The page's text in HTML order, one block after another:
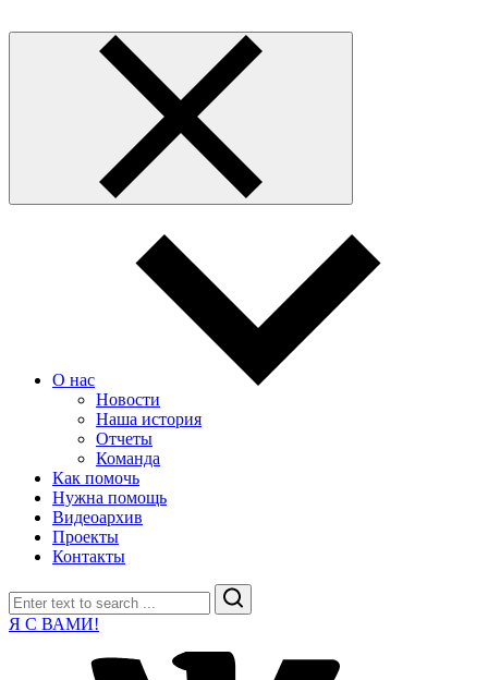
О нас
Новости
Наша история
Отчеты
Команда
Как помочь
Нужна помощь
Видеоархив
Проекты
Контакты
Search
Я С ВАМИ!